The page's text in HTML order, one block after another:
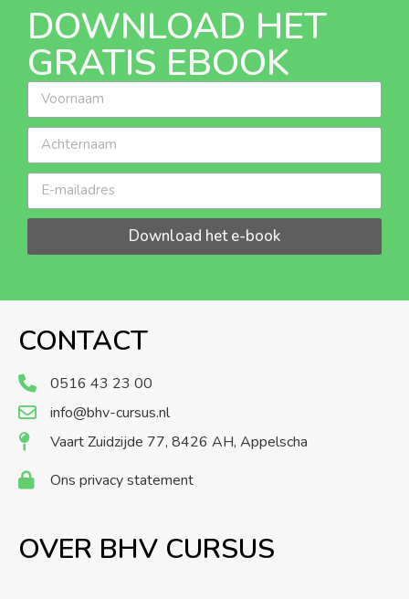
DOWNLOAD HET
GRATIS EBOOK
Download het e-book
CONTACT
0516 43 23 00
info@bhv-cursus.nl
Vaart Zuidzijde 77, 8426 AH, Appelscha
Ons privacy statement
OVER BHV CURSUS